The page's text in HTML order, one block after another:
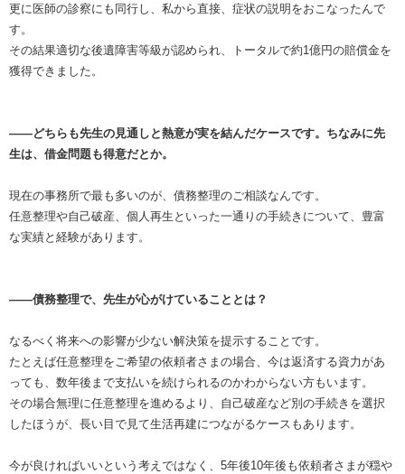
更に医師の診察にも同行し、私から直接、症状の説明をおこなったんで
す。
その結果適切な後遺障害等級が認められ、トータルで約1億円の賠償金を
獲得できました。
――どちらも先生の見通しと熱意が実を結んだケースです。ちなみに先
生は、借金問題も得意だとか。
現在の事務所で最も多いのが、債務整理のご相談なんです。
任意整理や自己破産、個人再生といった一通りの手続きについて、豊富
な実績と経験があります。
――債務整理で、先生が心がけていることとは？
なるべく将来への影響が少ない解決策を提示することです。
たとえば任意整理をご希望の依頼者さまの場合、今は返済する資力があ
っても、数年後まで支払いを続けられるのかわからない方もいます。
その場合無理に任意整理を進めるより、自己破産など別の手続きを選択
したほうが、長い目で見て生活再建につながるケースもあります。
今が良ければいいという考えではなく、5年後10年後も依頼者さまが穏や